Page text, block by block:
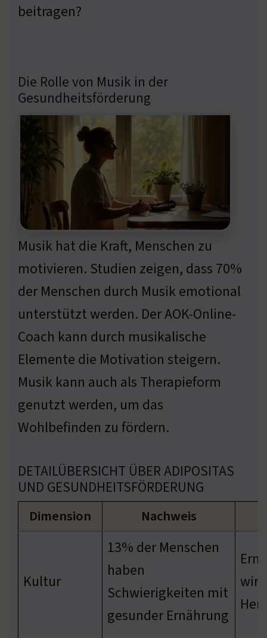
beitragen?
Die Rolle von Musik in der
Gesundheitsförderung
Musik hat die Kraft, Menschen zu
motivieren. Studien zeigen, dass 70%
der Menschen durch Musik emotional
unterstützt werden. Der AOK-Online-
Coach kann durch musikalische
Elemente die Motivation steigern.
Musik kann auch als Therapieform
genutzt werden, um das
Wohlbefinden zu fördern.
DETAILÜBERSICHT ÜBER ADIPOSITAS
UND GESUNDHEITSFÖRDERUNG
Dimension Nachweis
Kultur
13% der Menschen
haben
Schwierigkeiten mit
gesunder Ernährung